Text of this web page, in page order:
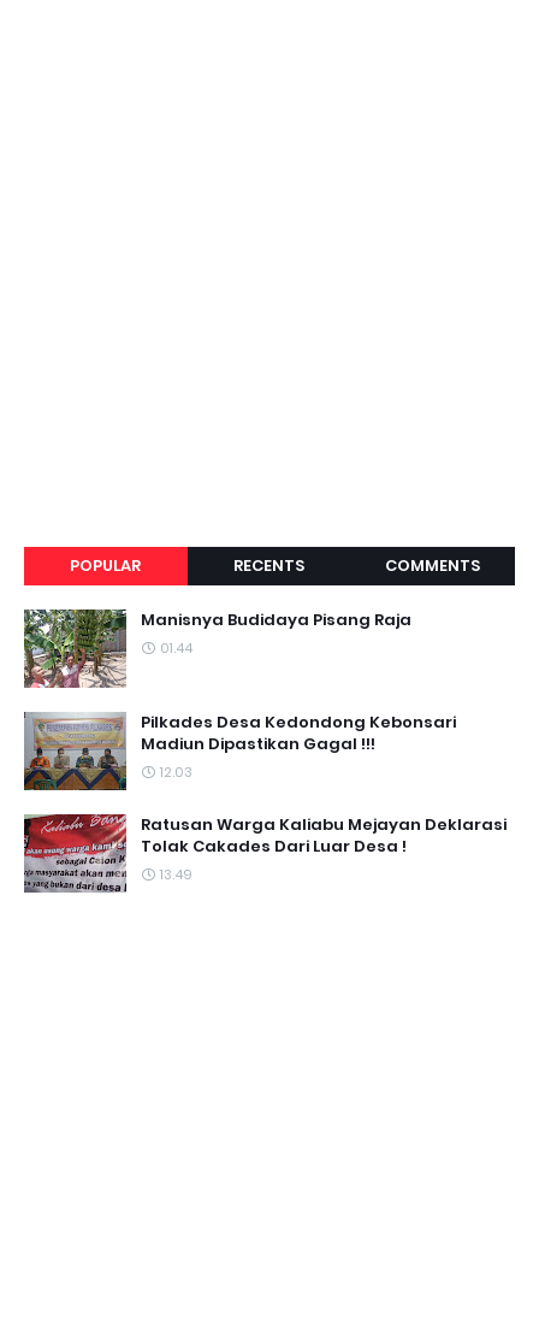
POPULAR RECENTS COMMENTS
Manisnya Budidaya Pisang Raja
01.44
Pilkades Desa Kedondong Kebonsari
Madiun Dipastikan Gagal !!!
12.03
Ratusan Warga Kaliabu Mejayan Deklarasi
Tolak Cakades Dari Luar Desa !
13.49